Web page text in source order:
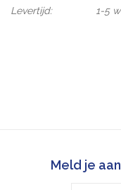
Levertijd:
1-5
Meld je